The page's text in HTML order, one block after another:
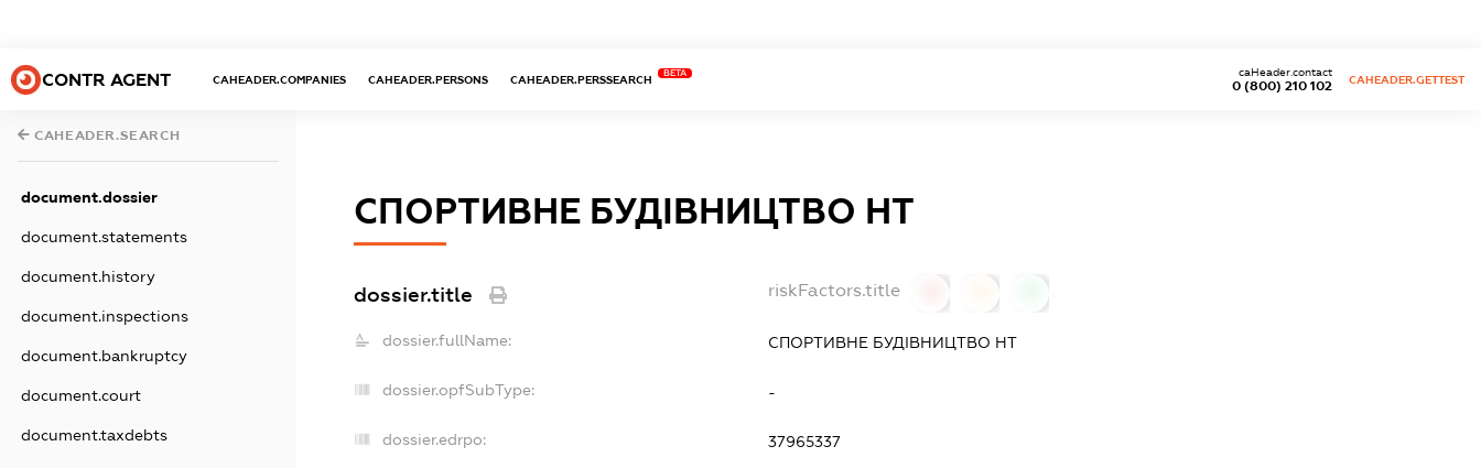
CONTR AGENT CAHEADER.COMPANIES CAHEADER.PERSONS CAHEADER.PERSSEARCH
BETA
0 (800) 210 102
caHeader.contact
CAHEADER.GETTEST
CAHEADER.SEARCH
document.dossier
document.statements
document.history
document.inspections
document.bankruptcy
document.court
document.taxdebts
СПОРТИВНЕ БУДІВНИЦТВО НТ
dossier.title riskFactors.title
dossier.fullName: СПОРТИВНЕ БУДІВНИЦТВО НТ
dossier.opfSubType: -
dossier.edrpo: 37965337